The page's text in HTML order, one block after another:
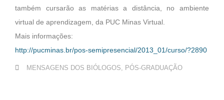
também cursarão as matérias a distância, no ambiente
virtual de aprendizagem, da PUC Minas Virtual.
Mais informações:
http://pucminas.br/pos-semipresencial/2013_01/curso/?2890
MENSAGENS DOS BIÓLOGOS, PÓS-GRADUAÇÃO